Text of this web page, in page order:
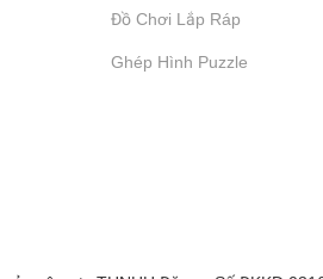
Đồ Chơi Lắp Ráp
Ghép Hình Puzzle